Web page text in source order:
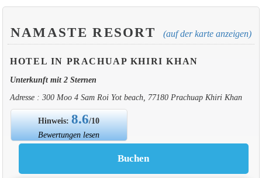
NAMASTE RESORT (auf der karte anzeigen)
HOTEL IN PRACHUAP KHIRI KHAN
Unterkunft mit 2 Sternen
Adresse : 300 Moo 4 Sam Roi Yot beach, 77180 Prachuap Khiri Khan
Hinweis:8.6/10
Bewertungen lesen